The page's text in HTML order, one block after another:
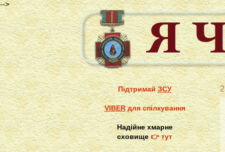
-->
ПідтримайЗСУ
VIBERдля спілкування
Надійне хмарне
сховище👉 тут